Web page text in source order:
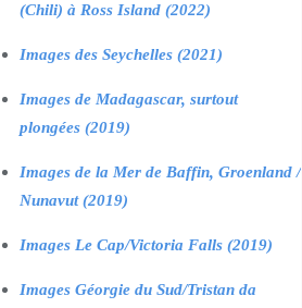
(Chili) à Ross Island (2022)
Images des Seychelles (2021)
Images de Madagascar, surtout
plongées (2019)
Images de la Mer de Baffin, Groenland /
Nunavut (2019)
Images Le Cap/Victoria Falls (2019)
Images Géorgie du Sud/Tristan da